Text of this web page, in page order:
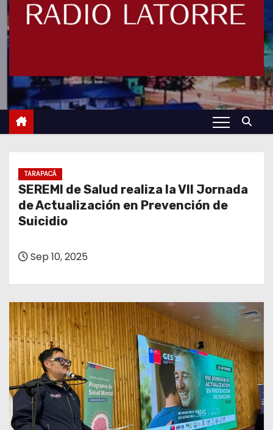
TARAPACÁ
SEREMI de Salud realiza la VII Jornada
de Actualización en Prevención de
Suicidio
Sep 10, 2025